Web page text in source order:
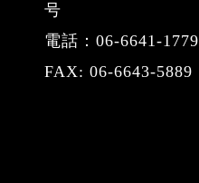
号
電話：06-6641-1779
FAX: 06-6643-5889